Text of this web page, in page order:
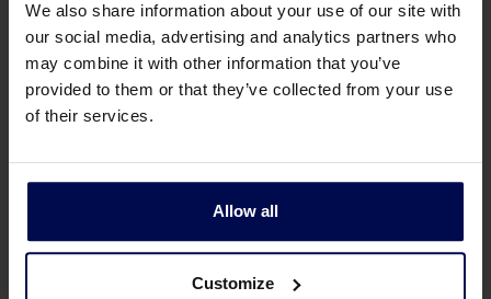
We also share information about your use of our site with
our social media, advertising and analytics partners who
may combine it with other information that you’ve
provided to them or that they’ve collected from your use
of their services.
Allow all
Customize
Wilt u meer informatie over onze
Bovenbandmagneet?
nemen contact met u op